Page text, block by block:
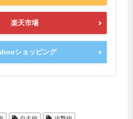
楽天市場
ショッピング